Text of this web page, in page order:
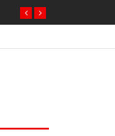
Росією: облаштовано ще